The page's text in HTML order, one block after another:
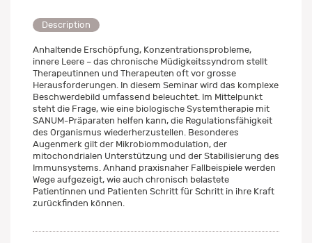
Description
Anhaltende Erschöpfung, Konzentrationsprobleme,
innere Leere – das chronische Müdigkeitssyndrom stellt
Therapeutinnen und Therapeuten oft vor grosse
Herausforderungen. In diesem Seminar wird das komplexe
Beschwerdebild umfassend beleuchtet. Im Mittelpunkt
steht die Frage, wie eine biologische Systemtherapie mit
SANUM-Präparaten helfen kann, die Regulationsfähigkeit
des Organismus wiederherzustellen. Besonderes
Augenmerk gilt der Mikrobiommodulation, der
mitochondrialen Unterstützung und der Stabilisierung des
Immunsystems. Anhand praxisnaher Fallbeispiele werden
Wege aufgezeigt, wie auch chronisch belastete
Patientinnen und Patienten Schritt für Schritt in ihre Kraft
zurückfinden können.